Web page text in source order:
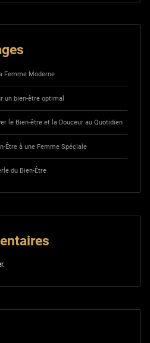
Femme Moderne
un bien-être optimal
le Bien-être et la Douceur au Quotidien
Être à une Femme Spéciale
du Bien-Être